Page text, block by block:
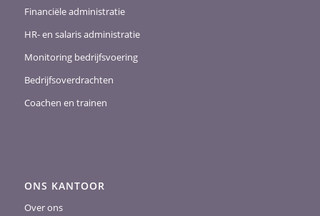
Financiële administratie
HR- en salaris administratie
Monitoring bedrijfsvoering
Bedrijfsoverdrachten
Coachen en trainen
ONS KANTOOR
Over ons